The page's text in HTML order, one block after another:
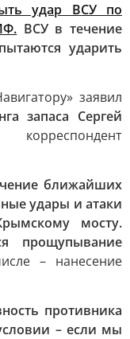
удар ВСУ по
ВСУ в течение
ударить
заявил
запаса Сергей
ближайших
удары и атаки
мосту.
прощупывание
– нанесение
противника
– если мы